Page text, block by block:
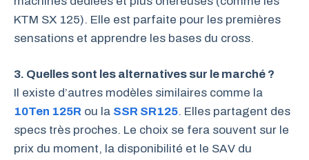
KTM SX 125). Elle est parfaite pour les premières
sensations et apprendre les bases du cross.
3. Quelles sont les alternatives sur le marché ?
Il existe d’autres modèles similaires comme la
10Ten 125R ou la SSR SR125. Elles partagent des
specs très proches. Le choix se fera souvent sur le
prix du moment, la disponibilité et le SAV du